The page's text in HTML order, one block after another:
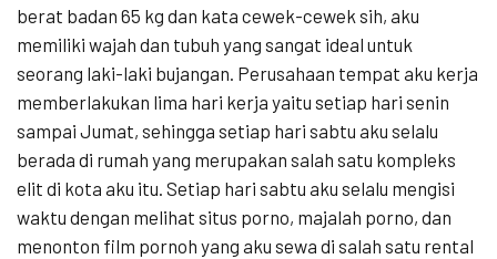
berat badan 65 kg dan kata cewek-cewek sih, aku
memiliki wajah dan tubuh yang sangat ideal untuk
seorang laki-laki bujangan. Perusahaan tempat aku kerja
memberlakukan lima hari kerja yaitu setiap hari senin
sampai Jumat, sehingga setiap hari sabtu aku selalu
berada di rumah yang merupakan salah satu kompleks
elit di kota aku itu. Setiap hari sabtu aku selalu mengisi
waktu dengan melihat situs porno, majalah porno, dan
menonton film pornoh yang aku sewa di salah satu rental